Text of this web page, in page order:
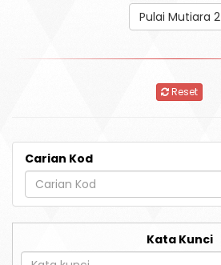
Pulai Mutiara 2
Reset
Carian Kod
Kata Kunci